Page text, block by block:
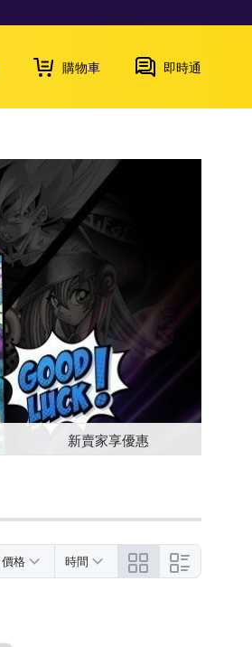
購物車 即時通
新賣家享優惠
價格 時間